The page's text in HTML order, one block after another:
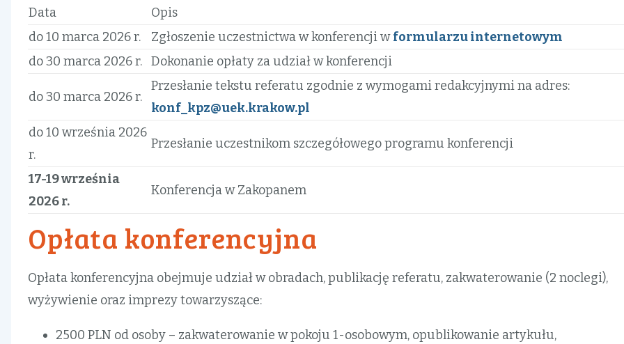
Data
Opis
do 10 marca 2026 r.
Zgłoszenie uczestnictwa w konferencji wformularzu internetowym
do 30 marca 2026 r. Dokonanie opłaty za udział w konferencji
do 30 marca 2026 r.
Przesłanie tekstu referatu zgodnie z wymogami redakcyjnymi na adres:
konf_kpz@uek.krakow.pl
do 10 września 2026
r.
Przesłanie uczestnikom szczegółowego programu konferencji
17-19 września
2026 r.
Konferencja w Zakopanem
Opłata konferencyjna
Opłata konferencyjna obejmuje udział w obradach, publikację referatu, zakwaterowanie (2 noclegi),
wyżywienie oraz imprezy towarzyszące:
2500 PLN od osoby – zakwaterowanie w pokoju 1-osobowym, opublikowanie artykułu,